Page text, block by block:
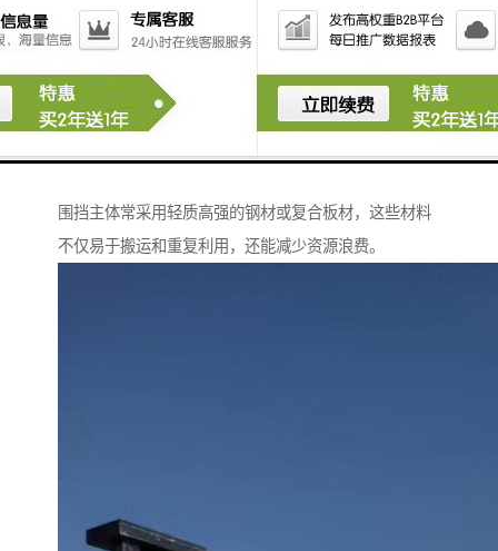
工环境，能高效完成围挡的搭建与调整，较大限度减少
对工程进度的影响。
同时，我们注重售后支持，定期回访客户，及时解决使
用中的问题，确保围挡在整个项目周期内保持较佳状
围挡主体常采用轻质高强的钢材或复合板材，这些材料
不仅易于搬运和重复利用，还能减少资源浪费。